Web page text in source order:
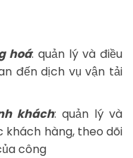
hoá: quản lý và điều
đến dịch vụ vận tải
khách: quản lý và
khách hàng, theo dõi
công